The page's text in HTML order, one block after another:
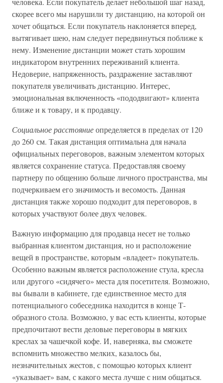
скорее всего мы нарушили ту дистанцию, на которой он
хочет общаться. Если покупатель наклоняется вперед,
вытягивает шею, нам следует передвинуться поближе к
нему. Изменение дистанции может стать хорошим
индикатором внутренних переживаний клиента.
Недоверие, напряженность, раздражение заставляют
покупателя увеличивать дистанцию. Интерес,
эмоциональная включенность «пододвигают» клиента
ближе и к товару, и к продавцу.
Социальное расстояниеопределяется в пределах от 120
до 260 см. Такая дистанция оптимальна для начала
официальных переговоров, важным элементом которых
является сохранение статуса. Предоставляя своему
партнеру по общению больше личного пространства, мы
подчеркиваем его значимость и весомость. Данная
дистанция также хорошо подходит для переговоров, в
которых участвуют более двух человек.
Важную информацию для продавца несет не только
выбранная клиентом дистанция, но и расположение
вещей в пространстве, которым «владеет» покупатель.
Особенно важным является расположение стула, кресла
или другого «сидячего» места для посетителя. Возможно,
вы бывали в кабинете, где единственное место для
потенциального собеседника находится в конце Т-
образного стола. Возможно, у вас есть клиенты, которые
предпочитают вести деловые переговоры в мягких
креслах за чашечкой кофе. И, наверняка, вы сможете
вспомнить множество мелких, казалось бы,
незначительных жестов, с помощью которых клиент
«указывает» вам, с какого места лучше с ним общаться.